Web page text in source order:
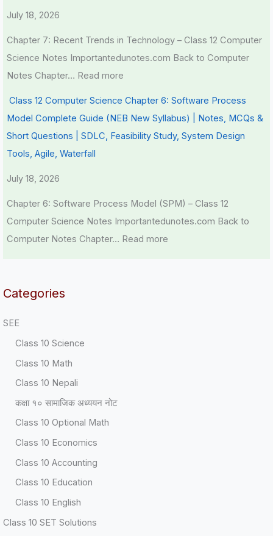
July 18, 2026
Chapter 7: Recent Trends in Technology – Class 12 Computer
Science Notes Importantedunotes.com Back to Computer
Notes Chapter… Read more
Class 12 Computer Science Chapter 6: Software Process
Model Complete Guide (NEB New Syllabus) | Notes, MCQs &
Short Questions | SDLC, Feasibility Study, System Design
Tools, Agile, Waterfall
July 18, 2026
Chapter 6: Software Process Model (SPM) – Class 12
Computer Science Notes Importantedunotes.com Back to
Computer Notes Chapter… Read more
Categories
SEE
Class 10 Science
Class 10 Math
Class 10 Nepali
कक्षा १० सामाजिक अध्ययन नोट
Class 10 Optional Math
Class 10 Economics
Class 10 Accounting
Class 10 Education
Class 10 English
Class 10 SET Solutions